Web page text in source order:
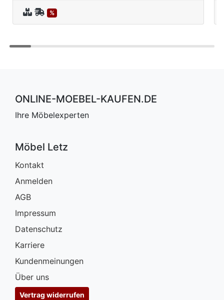
%
ONLINE-MOEBEL-KAUFEN.DE
Ihre Möbelexperten
Möbel Letz
Kontakt
Anmelden
AGB
Impressum
Datenschutz
Karriere
Kundenmeinungen
Über uns
Vertrag widerrufen